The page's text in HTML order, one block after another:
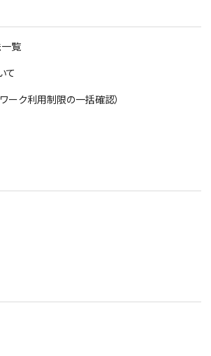
覧
て
ーク利用制限の一括確認）